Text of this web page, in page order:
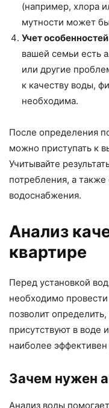
(например, хлора
мутности может
Учет
вашей семьи есть
или другие
к качеству воды,
необходима.
После определения
можно приступать к
Учитывайте
потребления, а
водоснабжения.
Анализ
квартире
Перед установкой
необходимо
позволит
присутствуют в воде
наиболее
Зачем нужен
Анализ воды